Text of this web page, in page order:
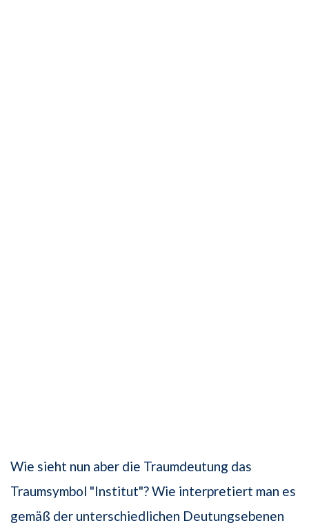
Wie sieht nun aber die Traumdeutung das
Traumsymbol "Institut"? Wie interpretiert man es
gemäß der unterschiedlichen Deutungsebenen